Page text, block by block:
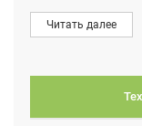
композитный
Читать далее